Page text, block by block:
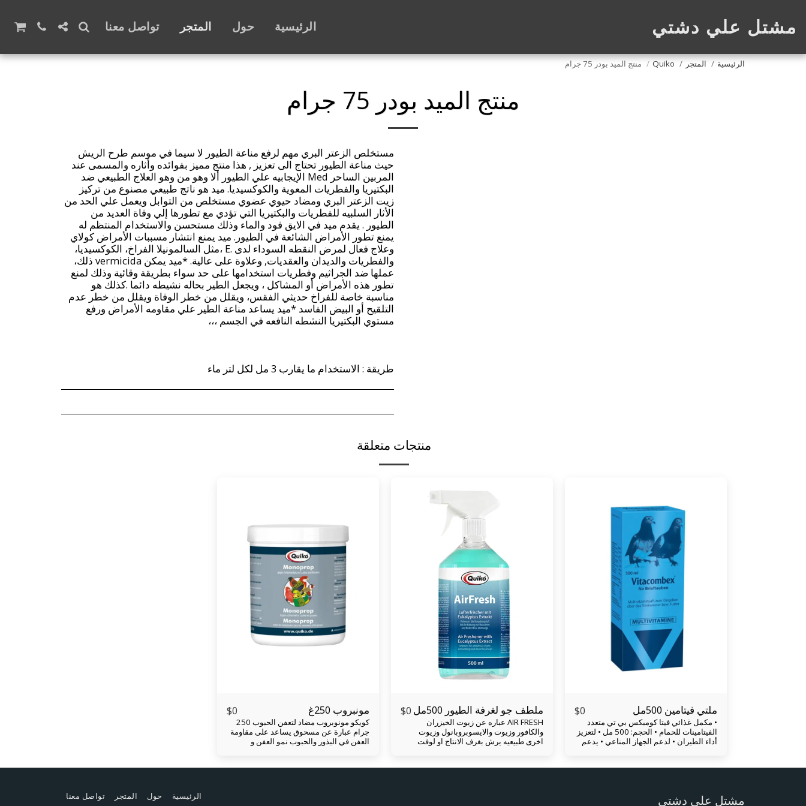
مشتل علي دشتي الرئيسية حول المتجر تواصل معنا
الرئيسية المتجر Quiko منتج الميد بودر 75 جرام
منتج الميد بودر 75 جرام
مستخلص الزعتر البري مهم لرفع مناعة الطيور لا سيما في موسم طرح الريش
حيث مناعة الطيور تحتاج الى تعزيز , هذا منتج مميز بفوائده وأثاره والمسمى عند
المربين الساحر Med الإيجابيه علي الطيور ألا وهو من وهو العلاج الطبيعي ضد
البكتيريا والفطريات المعوية والكوكسيديا. ميد هو ناتج طبيعي مصنوع من تركيز
زيت الزعتر البري ومضاد حيوي عضوي مستخلص من التوابل ويعمل علي الحد من
الأثار السلبيه للفطريات والبكتيريا التي تؤدي مع تطورها إلي وفاة العديد من
الطيور . يقدم ميد في الايق فود والماء وذلك مستحسن والاستخدام المنتظم له
يمنع تطور الأمراض الشائعة في الطيور. ميد يمنع انتشار مسببات الأمراض كولاي
وعلاج فعال لمرض النقطه السوداء لدى .E ،مثل السالمونيلا الفراخ، الكوكسيديا،
والفطريات والديدان والعقديات, وعلاوة على عالية. *ميد يمكن vermicida ذلك،
عملها ضد الجراثيم وفطريات استخدامها على حد سواء بطريقة وقائية وذلك لمنع
تطور هذه الأمراض أو المشاكل ، ويجعل الطير بحاله نشيطه دائما .كذلك هو
مناسبة خاصة للفراخ حديثي الفقس، ويقلل من خطر الوفاة ويقلل من خطر عدم
التلقيح أو البيض الفاسد *ميد يساعد مناعة الطير علي مقاومه الأمراض ورفع
طريقة : الاستخدام ما يقارب 3 مل لكل لتر ماء
منتجات متعلقة
ملتي فيتامين 500مل $0
• مكمل غذائي فيتا كومبكس بي تي متعدد
الفيتامينات للحمام • الحجم: 500 مل • لتعزيز
أداء الطيران • لدعم الجهاز المناعي • يدعم
بشكل خاص في حالة تغير المناخ ، وإجهاد
حيوانك عن طريق إطعامه الفيتامينات
ملطف جو لغرفة الطيور 500مل $0
AIR FRESH عباره عن زيوت الخيزران
والكافور وزيوت والايسوبروبانول وزيوت
اخرى طبيعيه يرش بغرف الانتاج او لوفت
عند الطيور وايضا له تاثير ايجابي على علاج
مونبروب 250غ $0
كويكو مونوبروب مضاد لتعفن الحبوب 250
جرام عبارة عن مسحوق يساعد على مقاومة
العفن في البذور والحبوب نمو العفن و
مونوبروب عند اضافته للبذور يساعد في منع
مشتل علي دشتي الرئيسية حول المتجر تواصل معنا